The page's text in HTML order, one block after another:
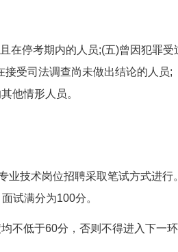
在停考期内的人员;(五)曾因犯罪
受司法调查尚未做出结论的人员;
他情形人员。
业技术岗位招聘采取笔试方式进
试满分为100分。
不低于60分，否则不得进入下一环